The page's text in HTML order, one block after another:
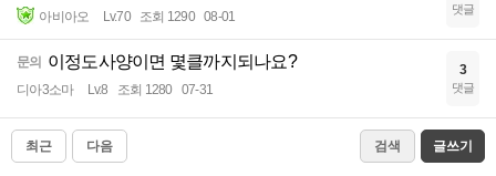
아비아오 Lv.70 조회 1290 08-01 댓글
문의 이정도사양이면 몇클까지되나요?
디아3소마 Lv.8 조회 1280 07-31
3
댓글
최근 다음 검색 글쓰기